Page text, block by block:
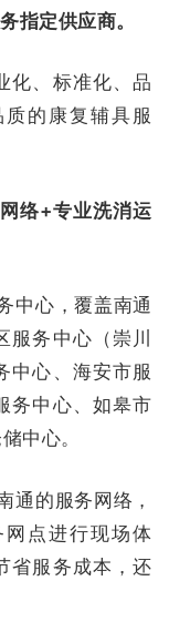
指定供应商。
化、标准化、品
的康复辅具服
络+专业洗消运
中心，覆盖南通
务中心（崇川
中心、海安市服
务中心、如皋市
中心。
通的服务网络，
点进行现场体
省服务成本，还